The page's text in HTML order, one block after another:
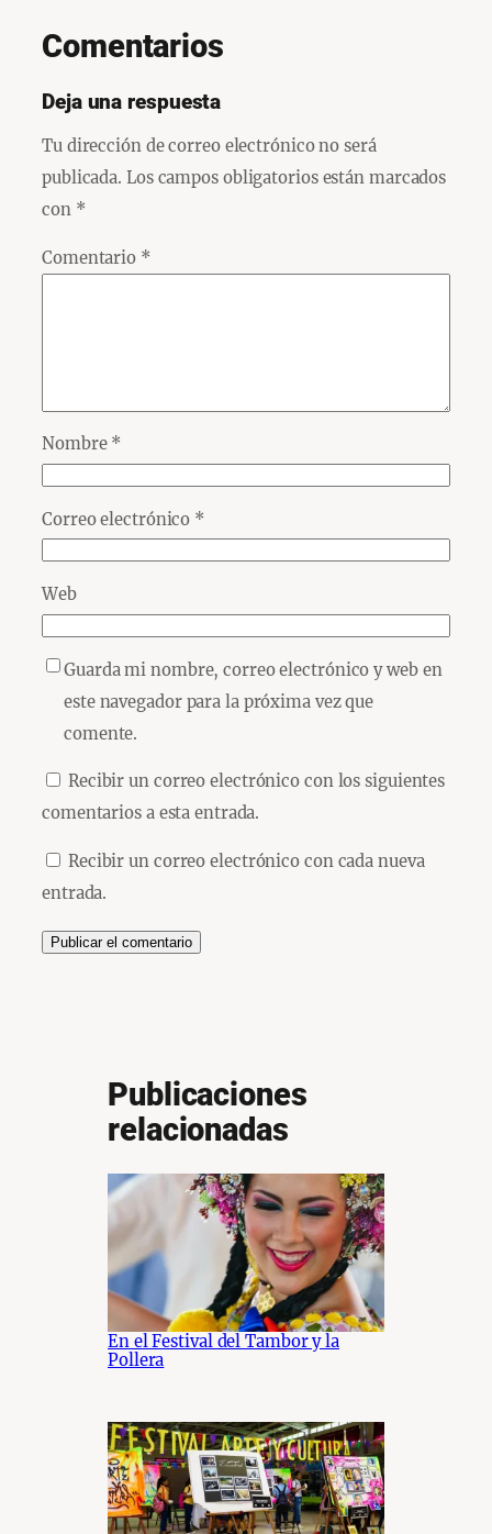
Comentarios
Deja una respuesta
Tu dirección de correo electrónico no será
publicada. Los campos obligatorios están marcados
con *
Comentario *
Nombre *
Correo electrónico *
Web
Guarda mi nombre, correo electrónico y web en
este navegador para la próxima vez que
comente.
Recibir un correo electrónico con los siguientes
comentarios a esta entrada.
Recibir un correo electrónico con cada nueva
entrada.
Publicaciones
relacionadas
En el Festival del Tambor y la
Pollera